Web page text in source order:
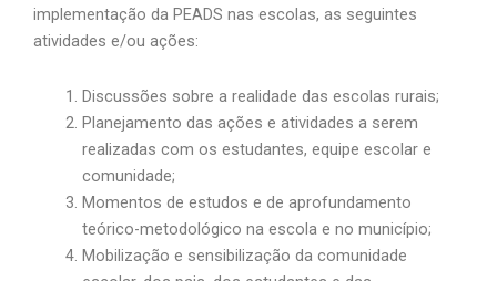
implementação da PEADS nas escolas, as seguintes
atividades e/ou ações:
Discussões sobre a realidade das escolas rurais;
Planejamento das ações e atividades a serem
realizadas com os estudantes, equipe escolar e
comunidade;
Momentos de estudos e de aprofundamento
teórico-metodológico na escola e no município;
Mobilização e sensibilização da comunidade